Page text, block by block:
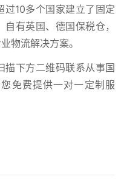
过10多个国家建立了固定
有英国、德国保税仓，
物流解决方案。
描下方二维码联系从事国
免费提供一对一定制服